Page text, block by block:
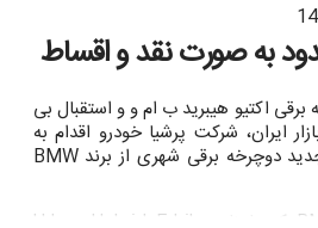
به صورت نقد و اقساط
اکتیو هیبرید ب ام و و استقبال بی
ایران، شرکت پرشیا خودرو اقدام به
معرفی و عرضه محصول جدید دوچرخه برقی شهری از برند BMW